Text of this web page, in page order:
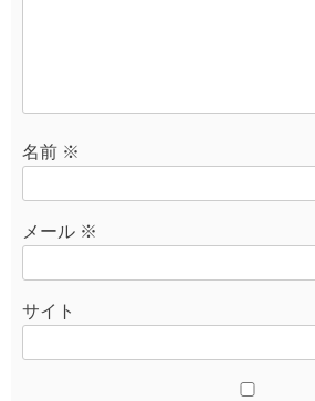
名前 ※
メール ※
サイト